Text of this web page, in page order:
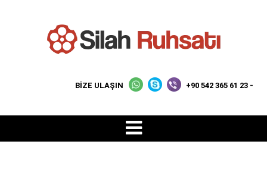
BİZE ULAŞIN +90 542 365 61 23 -